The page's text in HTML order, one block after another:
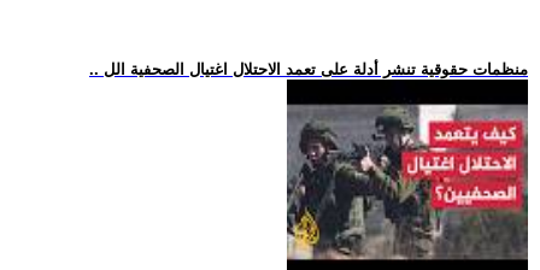
.. منظمات حقوقية تنشر أدلة على تعمد الاحتلال اغتيال الصحفية الل